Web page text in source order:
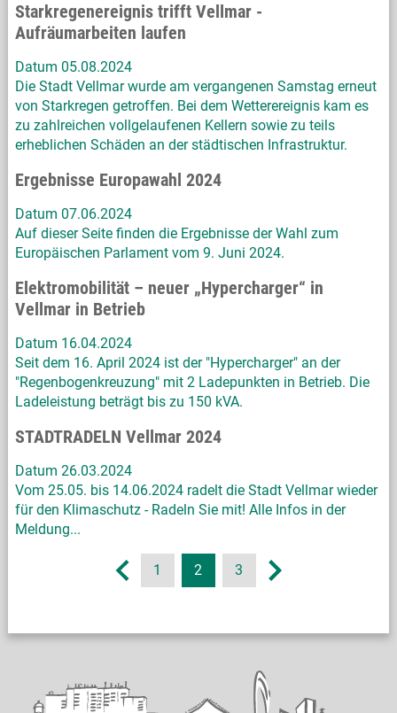
Starkregenereignis trifft Vellmar -
Aufräumarbeiten laufen
Datum 05.08.2024
Die Stadt Vellmar wurde am vergangenen Samstag erneut
von Starkregen getroffen. Bei dem Wetterereignis kam es
zu zahlreichen vollgelaufenen Kellern sowie zu teils
erheblichen Schäden an der städtischen Infrastruktur.
Ergebnisse Europawahl 2024
Datum 07.06.2024
Auf dieser Seite finden die Ergebnisse der Wahl zum
Europäischen Parlament vom 9. Juni 2024.
Elektromobilität – neuer „Hypercharger“ in
Vellmar in Betrieb
Datum 16.04.2024
Seit dem 16. April 2024 ist der "Hypercharger" an der
"Regenbogenkreuzung" mit 2 Ladepunkten in Betrieb. Die
Ladeleistung beträgt bis zu 150 kVA.
STADTRADELN Vellmar 2024
Datum 26.03.2024
Vom 25.05. bis 14.06.2024 radelt die Stadt Vellmar wieder
für den Klimaschutz - Radeln Sie mit! Alle Infos in der
Meldung...
1 2 3